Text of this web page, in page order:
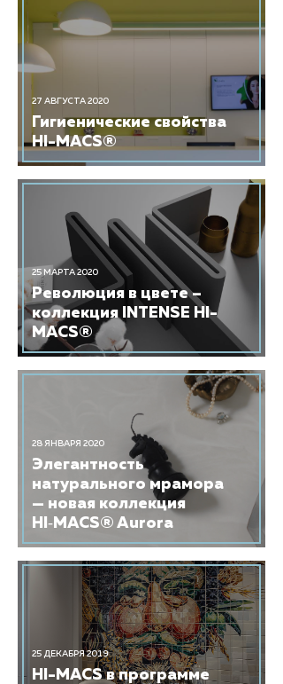
27 АВГУСТА 2020
Гигиенические свойства
HI-MACS®
25 МАРТА 2020
Революция в цвете –
коллекция INTENSE HI-
MACS®
28 ЯНВАРЯ 2020
Элегантность
натурального мрамора
— новая коллекция
HI‑MACS® Aurora
25 ДЕКАБРЯ 2019
HI-MACS в программе